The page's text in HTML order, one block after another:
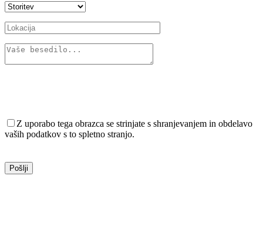
Z uporabo tega obrazca se strinjate s shranjevanjem in obdelavo
vaših podatkov s to spletno stranjo.